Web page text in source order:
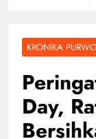
KRONIKA
Day,